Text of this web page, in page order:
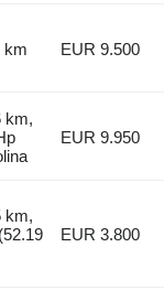
km EUR 9.500
km,
EUR 9.950
km,
EUR 3.800